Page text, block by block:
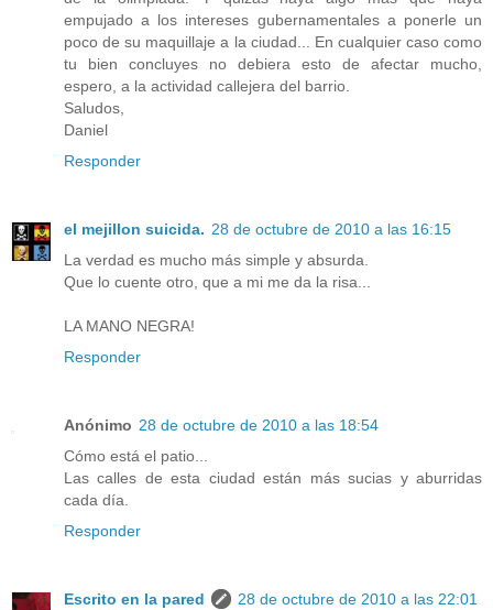
empujado a los intereses gubernamentales a ponerle un
poco de su maquillaje a la ciudad... En cualquier caso como
tu bien concluyes no debiera esto de afectar mucho,
espero, a la actividad callejera del barrio.
Saludos,
Daniel
Responder
el mejillon suicida. 28 de octubre de 2010 a las 16:15
La verdad es mucho más simple y absurda.
Que lo cuente otro, que a mi me da la risa...
LA MANO NEGRA!
Responder
Anónimo 28 de octubre de 2010 a las 18:54
Cómo está el patio...
Las calles de esta ciudad están más sucias y aburridas
cada día.
Responder
Escrito en la pared
28 de octubre de 2010 a las 22:01